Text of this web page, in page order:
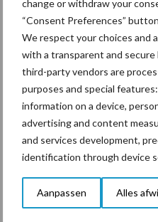
change or withdraw your
“Consent Preferences”
We respect your choices and
with a transparent and
third-party vendors are
purposes and special
information on a device,
advertising and content
and services development,
identification through device
Aanpassen Alles
handel
7 aug
De
mastitis
6 aug
6 aug
Tien